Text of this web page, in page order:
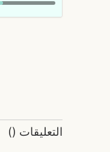
التعليقات (
)